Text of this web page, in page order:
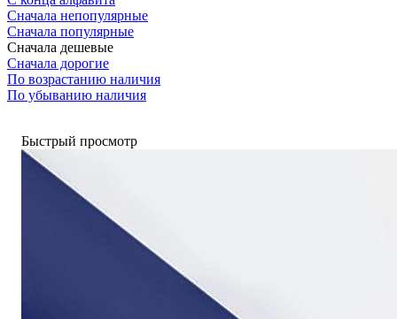
Сначала непопулярные
Сначала популярные
Сначала дешевые
Сначала дорогие
По возрастанию наличия
По убыванию наличия
Быстрый просмотр